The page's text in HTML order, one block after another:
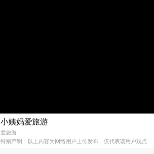
小姨妈爱旅游
爱旅游
特别声明：以上内容为网络用户上传发布，仅代表该用户观点